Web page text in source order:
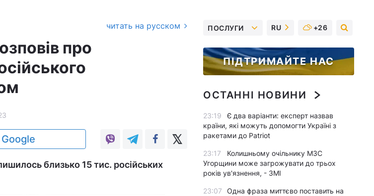
читать на русском
про
близько 15 тис. російських
ПОСЛУГИ RU +26
ПІДТРИМАЙТЕ НАС
ОСТАННІ НОВИНИ
23:19
Є два варіанти: експерт назвав
країни, які можуть допомогти Україні з
ракетами до Patriot
23:17
Колишньому очільнику МЗС
Угорщини може загрожувати до трьох
років ув'язнення, - ЗМІ
23:07
Одна фраза миттєво поставить на